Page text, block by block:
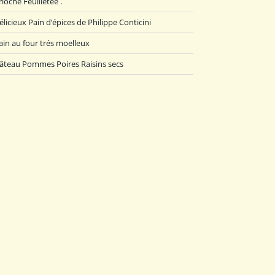
Pain d’épices de Philippe Conticini
au four trés moelleux
Pommes Poires Raisins secs